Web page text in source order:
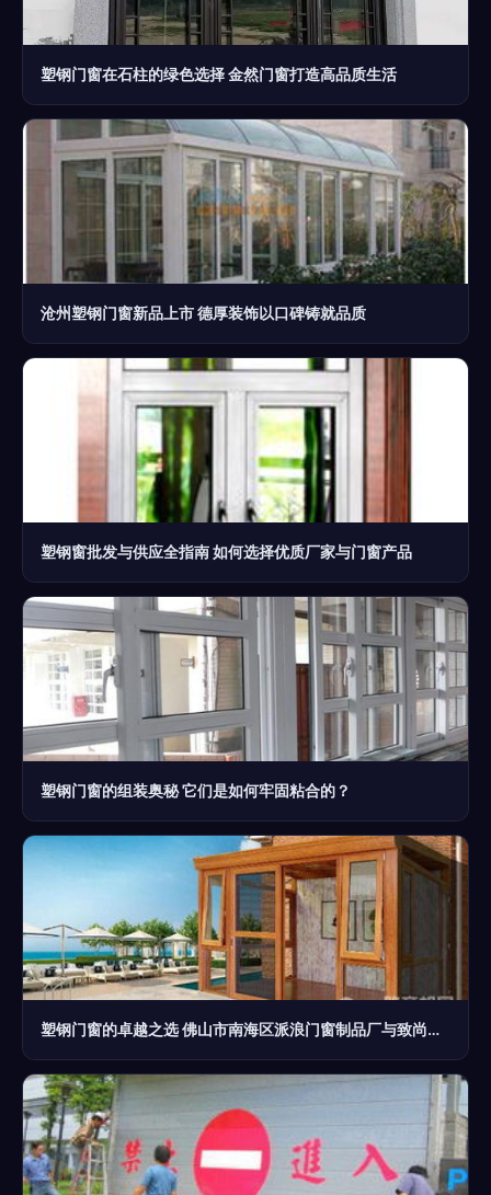
塑钢门窗在石柱的绿色选择 金然门窗打造高品质生活
沧州塑钢门窗新品上市 德厚装饰以口碑铸就品质
塑钢窗批发与供应全指南 如何选择优质厂家与门窗产品
塑钢门窗的组装奥秘 它们是如何牢固粘合的？
塑钢门窗的卓越之选 佛山市南海区派浪门窗制品厂与致尚门窗品牌解析